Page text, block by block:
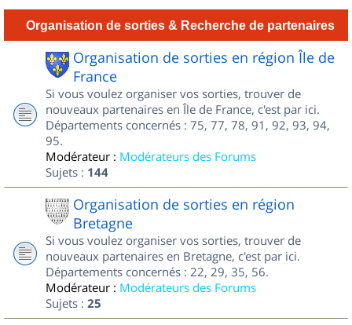
Organisation de sorties & Recherche de partenaires
Organisation de sorties en région Île de
France
Si vous voulez organiser vos sorties, trouver de
nouveaux partenaires en Île de France, c'est par ici.
Départements concernés : 75, 77, 78, 91, 92, 93, 94,
95.
Modérateur : Modérateurs des Forums
Sujets : 144
Organisation de sorties en région
Bretagne
Si vous voulez organiser vos sorties, trouver de
nouveaux partenaires en Bretagne, c'est par ici.
Départements concernés : 22, 29, 35, 56.
Modérateur : Modérateurs des Forums
Sujets : 25